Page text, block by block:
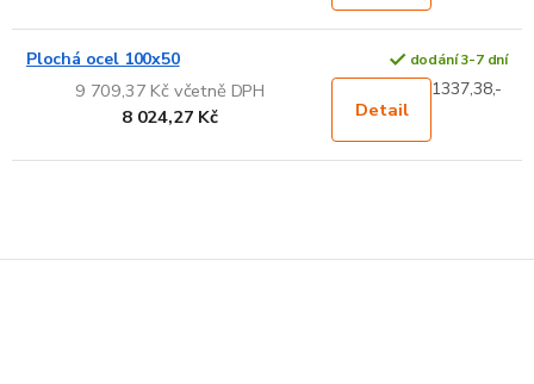
Plochá ocel 100x50 dodání 3-7 dní
9 709,37 Kč včetně DPH
8 024,27 Kč
Detail
1337,38,-